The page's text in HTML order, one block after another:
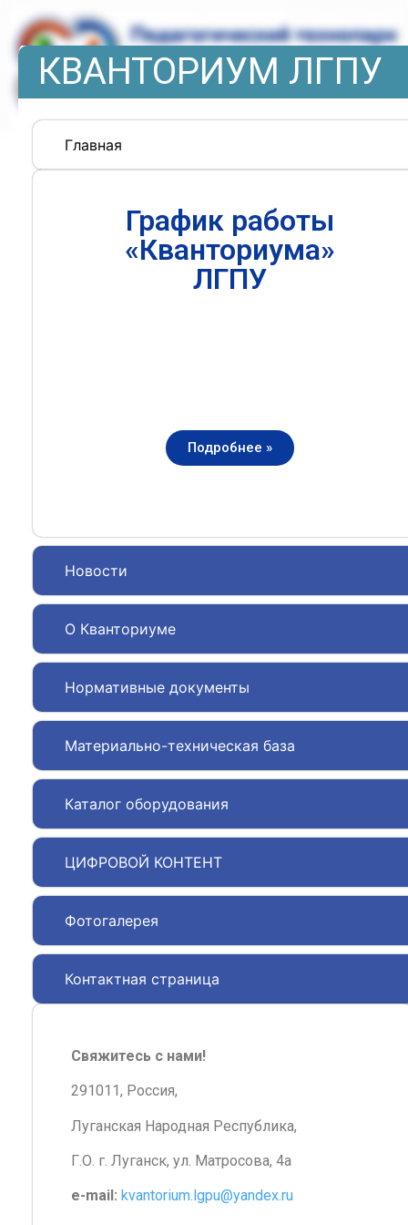
КВАНТОРИУМ ЛГПУ
Главная
Новости
О Кванториуме
Нормативные документы
Материально-техническая база
Каталог оборудования
ЦИФРОВОЙ КОНТЕНТ
Фотогалерея
Контактная страница
График работы
«Кванториума»
ЛГПУ
Подробнее »
Свяжитесь с нами!
291011, Россия,
Луганская Народная Республика,
Г.О. г. Луганск, ул. Матросова, 4а
e-mail: kvantorium.lgpu@yandex.ru